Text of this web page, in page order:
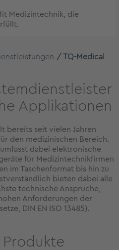
Medizintechnik, die
TQ-Medical
Applikationen
bereits seit vielen Jahren
den medizinischen Bereich.
dabei elektronische
für Medizintechnikfirmen
im Taschenformat bis hin zu
bieten dabei alle
technische Ansprüche,
Anforderungen der
DIN EN ISO 13485).
Produkte